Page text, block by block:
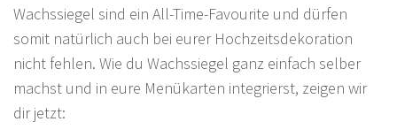
Wachssiegel sind ein All-Time-Favourite und dürfen
somit natürlich auch bei eurer Hochzeitsdekoration
nicht fehlen. Wie du Wachssiegel ganz einfach selber
machst und in eure Menükarten integrierst, zeigen wir
dir jetzt: